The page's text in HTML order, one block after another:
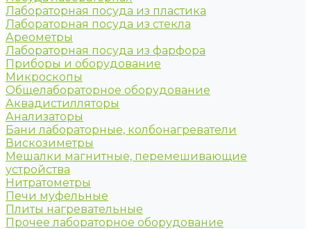
Лабораторная посуда из пластика
Лабораторная посуда из стекла
Ареометры
Лабораторная посуда из фарфора
Приборы и оборудование
Микроскопы
Общелабораторное оборудование
Аквадистилляторы
Анализаторы
Бани лабораторные, колбонагреватели
Вискозиметры
Мешалки магнитные, перемешивающие
устройства
Нитратометры
Печи муфельные
Плиты нагревательные
Прочее лабораторное оборудование